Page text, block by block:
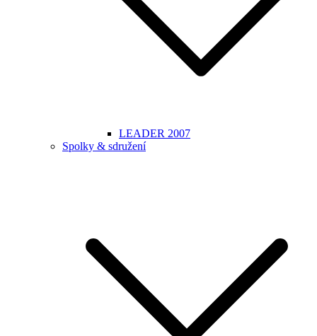
LEADER 2007
Spolky & sdružení